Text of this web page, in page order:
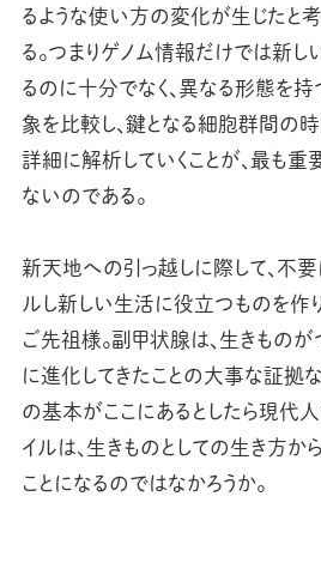
るような使い方の変化が生じたと
る。つまりゲノム情報だけでは新
るのに十分でなく、異なる形態を
象を比較し、鍵となる細胞群間の
詳細に解析していくことが、最も重
ないのである。
新天地への引っ越しに際して、不
ルし新しい生活に役立つものを作
ご先祖様。副甲状腺は、生きもの
に進化してきたことの大事な証拠
の基本がここにあるとしたら現代
イルは、生きものとしての生き方か
ことになるのではなかろうか。